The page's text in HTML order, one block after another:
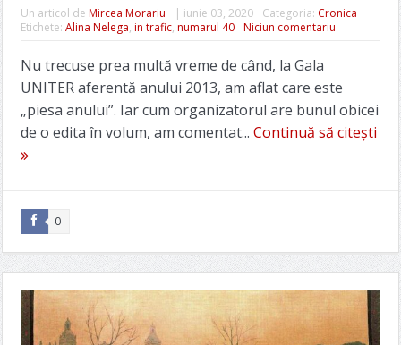
Un articol de Mircea Morariu | iunie 03, 2020 Categoria: Cronica
Etichete: Alina Nelega, in trafic, numarul 40 Niciun comentariu
Nu trecuse prea multă vreme de când, la Gala
UNITER aferentă anului 2013, am aflat care este
„piesa anului”. Iar cum organizatorul are bunul obicei
de o edita în volum, am comentat... Continuă să citești
0